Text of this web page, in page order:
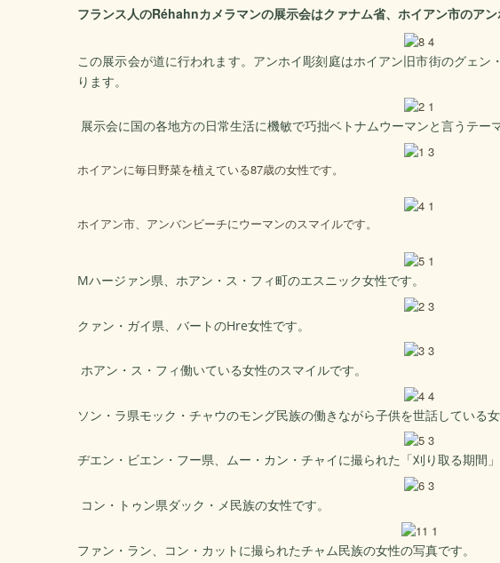
フランス人のRéhahnカメラマンの展示会はクァナム省、ホイアン市のアン
この展示会が道に行われます。アンホイ彫刻庭はホイアン旧市街のグェ
ります。
展示会に国の各地方の日常生活に機敏で巧拙ベトナムウーマンと言うテー
ホイアンに毎日野菜を植えている87歳の女性です。
ホイアン市、アンバンビーチにウーマンのスマイルです。
Mハージァン県、ホアン・ス・フィ町のエスニック女性です。
クァン・ガイ県、バートのHre女性です。
ホアン・ス・フィ働いている女性のスマイルです。
ソン・ラ県モック・チャウのモング民族の働きながら子供を世話している女
ヂエン・ビエン・フー県、ムー・カン・チャイに撮られた「刈り取る期間
コン・トゥン県ダック・メ民族の女性です。
ファン・ラン、コン・カットに撮られたチャム民族の女性の写真です。